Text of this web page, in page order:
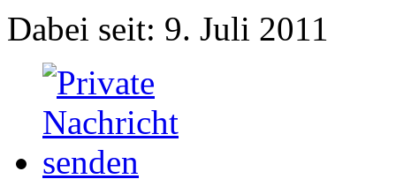
Dabei seit: 9. Juli 2011